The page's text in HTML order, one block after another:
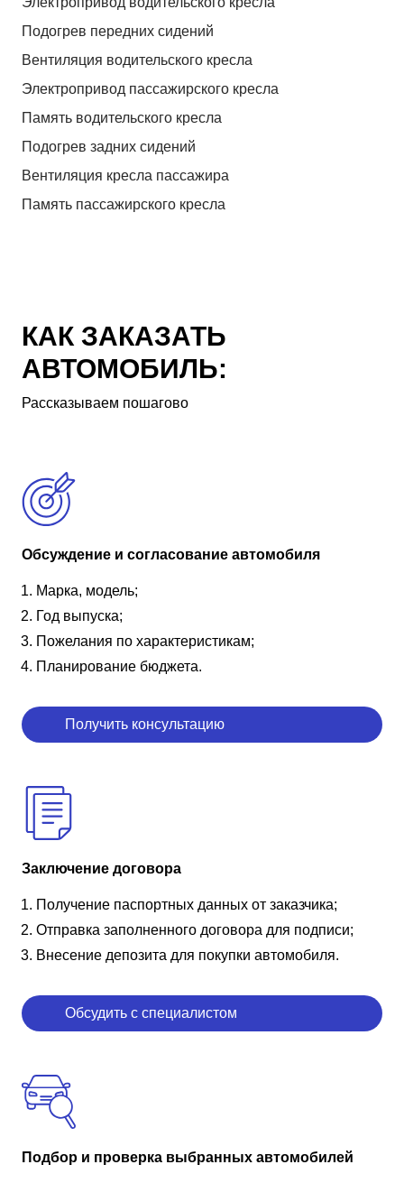
Подогрев передних сидений
Вентиляция водительского кресла
Электропривод пассажирского кресла
Память водительского кресла
Подогрев задних сидений
Вентиляция кресла пассажира
Память пассажирского кресла
КАК ЗАКАЗАТЬ
АВТОМОБИЛЬ:
Рассказываем пошагово
Обсуждение и согласование автомобиля
Марка, модель;
Год выпуска;
Пожелания по характеристикам;
Планирование бюджета.
Получить консультацию
Заключение договора
Получение паспортных данных от заказчика;
Отправка заполненного договора для подписи;
Внесение депозита для покупки автомобиля.
Обсудить с специалистом
Подбор и проверка выбранных автомобилей